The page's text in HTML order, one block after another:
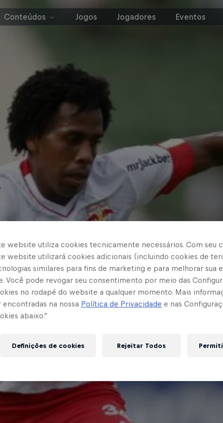
Conteúdos Jogos Jogadores Eventos
website utiliza cookies tecnicamente necessários. Com seu
website utilizará cookies adicionais (incluindo cookies de
similares para fins de marketing e para melhorar sua
Você pode revogar seu consentimento por meio das
no rodapé do website a qualquer momento. Mais
encontradas na nossa Política de Privacidade e nas
abaixo.”
Definições de cookies Rejeitar Todos